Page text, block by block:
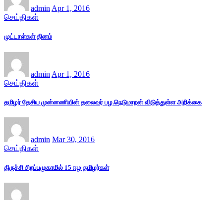
admin Apr 1, 2016
செய்திகள்
முட்டாள்கள் தினம்
admin Apr 1, 2016
செய்திகள்
தமிழர் தேசிய முன்னணியின் தலைவர் பழ.நெடுமாறன் விடுத்துள்ள அறிக்கை
admin Mar 30, 2016
செய்திகள்
திருச்சி சிறப்புமுகாமில் 15 ஈழ தமிழர்கள்